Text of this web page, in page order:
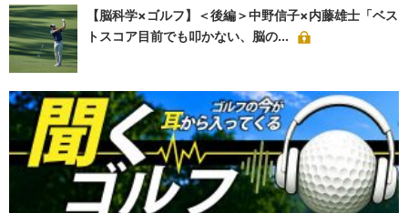
【脳科学×ゴルフ】＜後編＞中野信子×内藤雄士「ベス
トスコア目前でも叩かない、脳の...